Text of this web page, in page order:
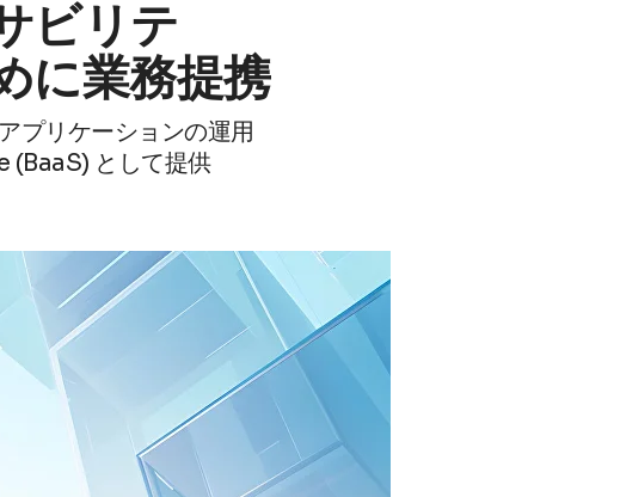
ビリテ
に業務提携
プリケーションの運用
として提供